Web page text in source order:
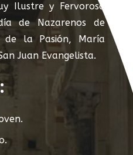
Ilustre y Fervorosa
de Nazarenos de
de la Pasión, María
Juan Evangelista.